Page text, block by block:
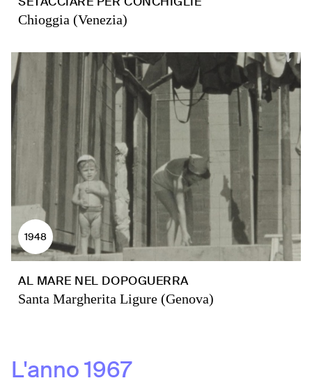
Chioggia (Venezia)
1948
AL MARE NEL DOPOGUERRA
Santa Margherita Ligure (Genova)
L'anno1967